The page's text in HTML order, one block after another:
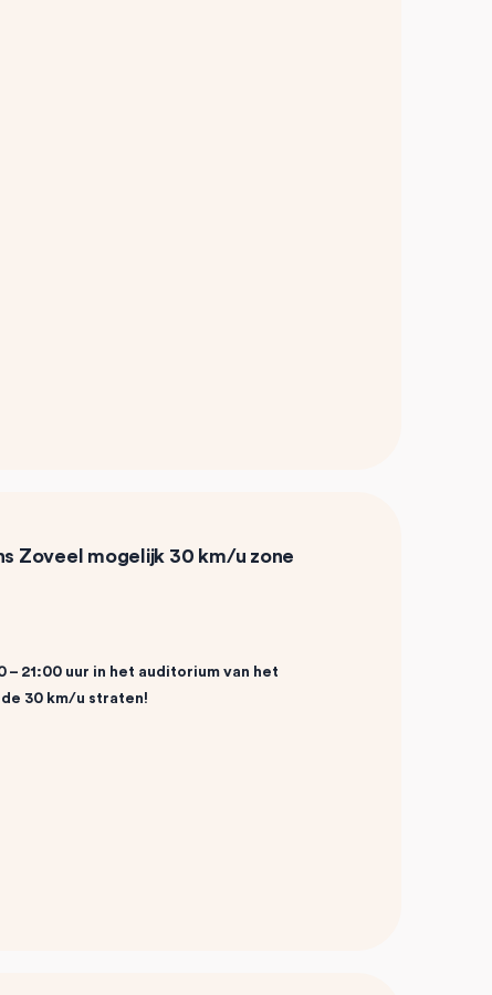
Zoveel mogelijk 30 km/u zone
21:00 uur in het auditorium van het
30 km/u straten!